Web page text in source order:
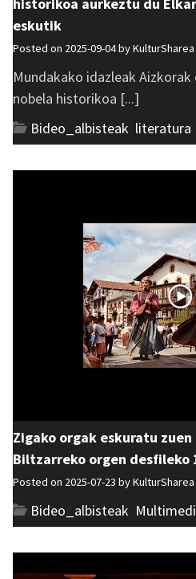
historikoa aurkeztu du
eskutik
Posted on 2025-09-04 byKulturSharea
Mundakako idazleak
nobela historikoa [...]
Bideo_albisteak literatura
Zigako orgak eskuratu
Biltzarreko orgen desfileko
Posted on 2025-07-23 byKulturSharea
Bideo_albisteak